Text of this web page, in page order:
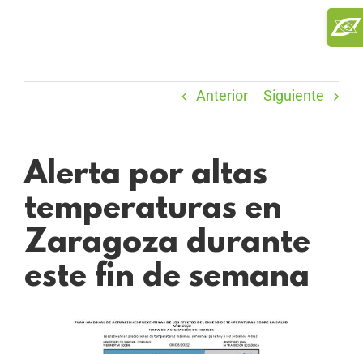
Anterior Siguiente
Alerta por altas
temperaturas en
Zaragoza durante
este fin de semana
Area